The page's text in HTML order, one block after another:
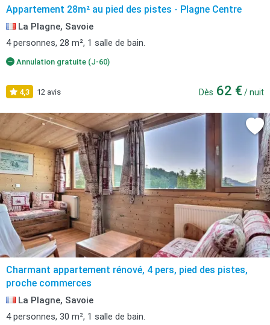
Appartement 28m² au pied des pistes - Plagne Centre
La Plagne, Savoie
4 personnes, 28 m², 1 salle de bain.
Annulation gratuite (J-60)
4,3 12 avis Dès 62 € / nuit
Charmant appartement rénové, 4 pers, pied des pistes,
proche commerces
La Plagne, Savoie
4 personnes, 30 m², 1 salle de bain.